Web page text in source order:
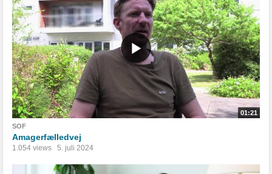
01:21
SOF
Amagerfælledvej
1.054 views 5. juli 2024